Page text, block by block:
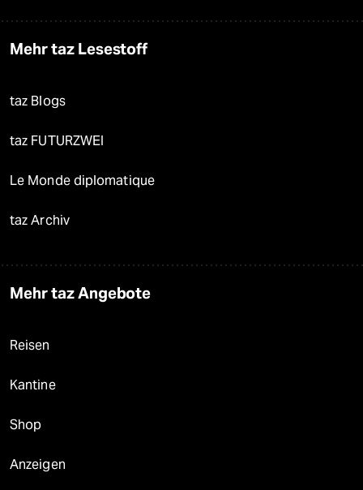
Mehr taz Lesestoff
taz Blogs
taz FUTURZWEI
Le Monde diplomatique
taz Archiv
Mehr taz Angebote
Reisen
Kantine
Shop
Anzeigen